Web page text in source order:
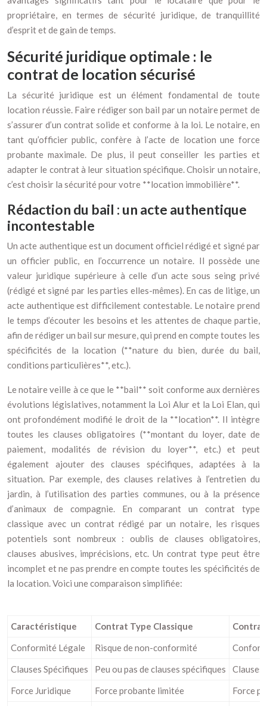
propriétaire, en termes de sécurité juridique, de tranquillité
d’esprit et de gain de temps.
Sécurité juridique optimale : le
contrat de location sécurisé
La sécurité juridique est un élément fondamental de toute
location réussie. Faire rédiger son bail par un notaire permet de
s’assurer d’un contrat solide et conforme à la loi. Le notaire, en
tant qu’officier public, confère à l’acte de location une force
probante maximale. De plus, il peut conseiller les parties et
adapter le contrat à leur situation spécifique. Choisir un notaire,
c’est choisir la sécurité pour votre **location immobilière**.
Rédaction du bail : un acte authentique
incontestable
Un acte authentique est un document officiel rédigé et signé par
un officier public, en l’occurrence un notaire. Il possède une
valeur juridique supérieure à celle d’un acte sous seing privé
(rédigé et signé par les parties elles-mêmes). En cas de litige, un
acte authentique est difficilement contestable. Le notaire prend
le temps d’écouter les besoins et les attentes de chaque partie,
afin de rédiger un bail sur mesure, qui prend en compte toutes les
spécificités de la location (**nature du bien, durée du bail,
conditions particulières**, etc.).
Le notaire veille à ce que le **bail** soit conforme aux dernières
évolutions législatives, notamment la Loi Alur et la Loi Elan, qui
ont profondément modifié le droit de la **location**. Il intègre
toutes les clauses obligatoires (**montant du loyer, date de
paiement, modalités de révision du loyer**, etc.) et peut
également ajouter des clauses spécifiques, adaptées à la
situation. Par exemple, des clauses relatives à l’entretien du
jardin, à l’utilisation des parties communes, ou à la présence
d’animaux de compagnie. En comparant un contrat type
classique avec un contrat rédigé par un notaire, les risques
potentiels sont nombreux : oublis de clauses obligatoires,
clauses abusives, imprécisions, etc. Un contrat type peut être
incomplet et ne pas prendre en compte toutes les spécificités de
la location. Voici une comparaison simplifiée:
Caractéristique Contrat Type Classique
Contrat
Conformité Légale
Risque de non-conformité
Clauses Spécifiques
Peu ou pas de clauses spécifiques
Clauses
Force Juridique
Force probante limitée
Force